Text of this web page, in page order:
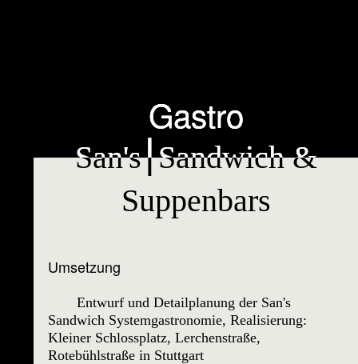
Gastro
San's⎮Sandwich &
Suppenbars
Gastro
San's⎮Sandwich &
Suppenbars
Umsetzung
Entwurf und Detailplanung der San's
Sandwich Systemgastronomie, Realisierung:
Kleiner Schlossplatz, Lerchenstraße,
Rotebühlstraße in Stuttgart